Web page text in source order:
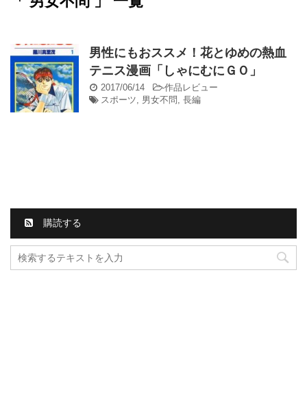
男性にもおススメ！花とゆめの熱血
テニス漫画「しゃにむにＧＯ」
2017/06/14 -作品レビュー
スポーツ, 男女不問 , 長編
購読する